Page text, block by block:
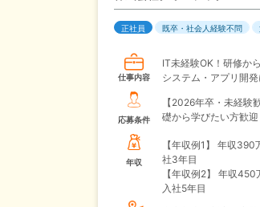
正社員 既卒・社会人経験不問
仕事内容
IT未経験OK！研修か
システム・アプリ開発
応募条件
【2026年卒・未経験
礎から学びたい方歓迎
年収
【年収例1】
年収390
社3年目
【年収例2】
年収450
入社5年目